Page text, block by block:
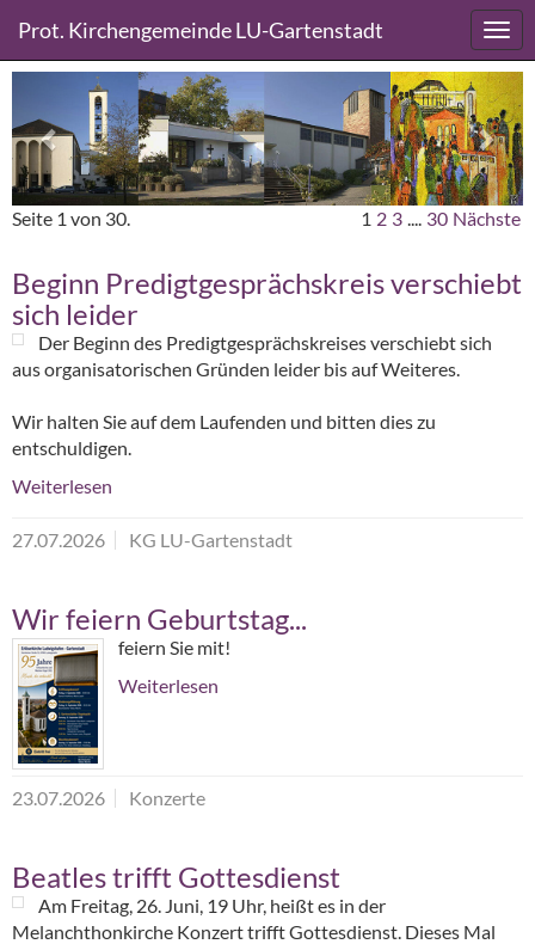
zum
Inhalt
Prot. Kirchengemeinde LU-Gartenstadt
zum
Inhalt
Previous Next
Seite 1 von 30. 1 2 3 .... 30 Nächste
Beginn Predigtgesprächskreis verschiebt
sich leider
Der Beginn des Predigtgesprächskreises verschiebt sich
aus organisatorischen Gründen leider bis auf Weiteres.
Wir halten Sie auf dem Laufenden und bitten dies zu
entschuldigen.
Weiterlesen
27.07.2026 KG LU-Gartenstadt
Wir feiern Geburtstag...
feiern Sie mit!
Weiterlesen
23.07.2026 Konzerte
Beatles trifft Gottesdienst
Am Freitag, 26. Juni, 19 Uhr, heißt es in der
Melanchthonkirche Konzert trifft Gottesdienst. Dieses Mal